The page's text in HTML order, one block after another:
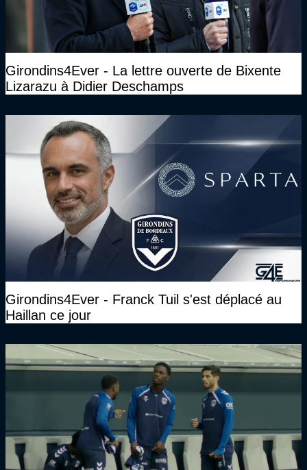
Girondins4Ever - La lettre ouverte de Bixente
Lizarazu à Didier Deschamps
Girondins4Ever - Franck Tuil s'est déplacé au
Haillan ce jour